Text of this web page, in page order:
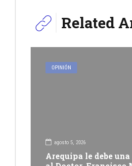
Related
OPINIÓN
agosto 5, 2026
Arequipa le debe